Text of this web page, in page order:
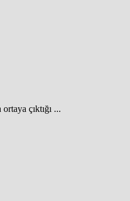
çıktığı ...